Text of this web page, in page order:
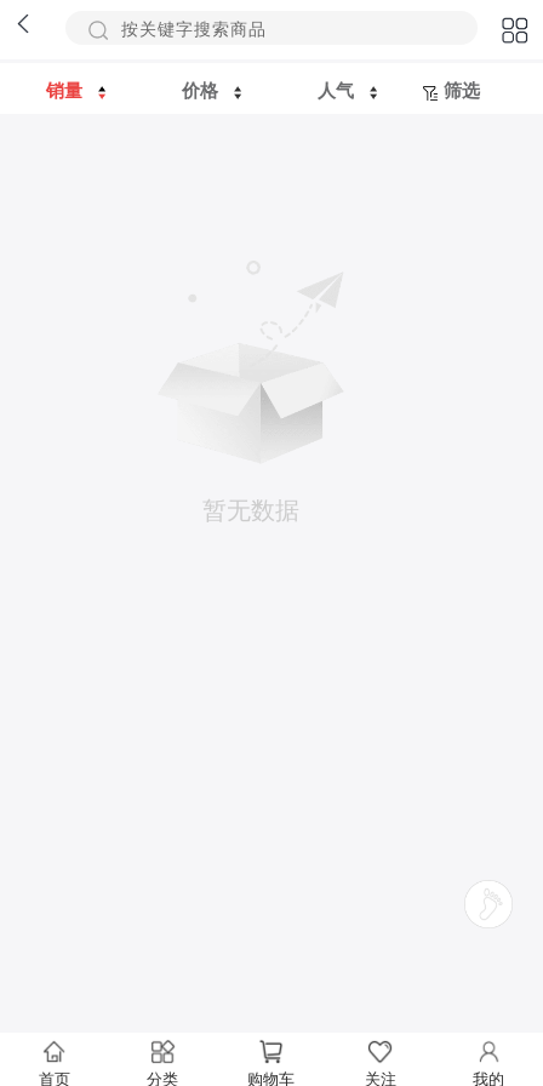
销量 价格 人气 筛选
暂无数据
首页 分类 购物车 关注 我的